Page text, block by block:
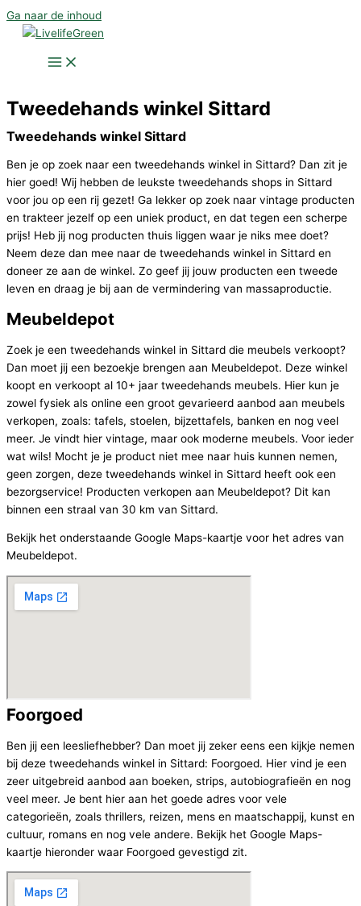
Ga naar de inhoud
Tweedehands winkel Sittard
Tweedehands winkel Sittard
Ben je op zoek naar een tweedehands winkel in Sittard? Dan zit je
hier goed! Wij hebben de leukste tweedehands shops in Sittard
voor jou op een rij gezet! Ga lekker op zoek naar vintage producten
en trakteer jezelf op een uniek product, en dat tegen een scherpe
prijs! Heb jij nog producten thuis liggen waar je niks mee doet?
Neem deze dan mee naar de tweedehands winkel in Sittard en
doneer ze aan de winkel. Zo geef jij jouw producten een tweede
leven en draag je bij aan de vermindering van massaproductie.
Meubeldepot
Zoek je een tweedehands winkel in Sittard die meubels verkoopt?
Dan moet jij een bezoekje brengen aan Meubeldepot. Deze winkel
koopt en verkoopt al 10+ jaar tweedehands meubels. Hier kun je
zowel fysiek als online een groot gevarieerd aanbod aan meubels
verkopen, zoals: tafels, stoelen, bijzettafels, banken en nog veel
meer. Je vindt hier vintage, maar ook moderne meubels. Voor ieder
wat wils! Mocht je je product niet mee naar huis kunnen nemen,
geen zorgen, deze tweedehands winkel in Sittard heeft ook een
bezorgservice! Producten verkopen aan Meubeldepot? Dit kan
binnen een straal van 30 km van Sittard.
Bekijk het onderstaande Google Maps-kaartje voor het adres van
Meubeldepot.
Foorgoed
Ben jij een leesliefhebber? Dan moet jij zeker eens een kijkje nemen
bij deze tweedehands winkel in Sittard: Foorgoed. Hier vind je een
zeer uitgebreid aanbod aan boeken, strips, autobiografieën en nog
veel meer. Je bent hier aan het goede adres voor vele
categorieën, zoals thrillers, reizen, mens en maatschappij, kunst en
cultuur, romans en nog vele andere. Bekijk het Google Maps-
kaartje hieronder waar Foorgoed gevestigd zit.